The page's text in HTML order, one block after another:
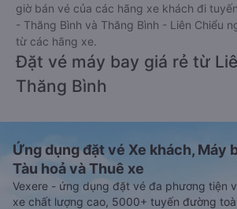
giờ bán vé của các hãng xe khách đi
- Thăng Bình và Thăng Bình - Liên Chiểu
từ các hãng xe.
Đặt vé máy bay giá rẻ từ
Thăng Bình
Ứng dụng đặt vé Xe khách, Máy
Tàu hoả và Thuê xe
Vexere - ứng dụng đặt vé đa phương tiện
xe chất lượng cao, 5000+ tuyến đường